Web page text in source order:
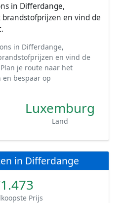
in Differdange,
en vind de
in Differdange,
en vind de
je route naar het
bespaar op
Luxemburg
Land
in Differdange
Prijs